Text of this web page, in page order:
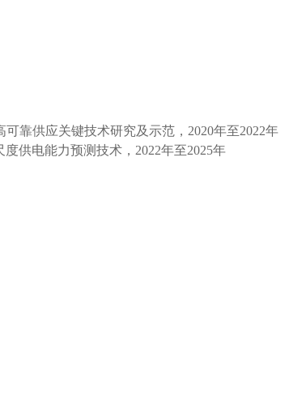
可靠供应关键技术研究及示范， 2020年至2022年
供电能力预测技术， 2022年至2025年